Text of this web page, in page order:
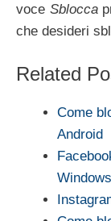
voce Sblocca
che desideri
Related
Come
Android